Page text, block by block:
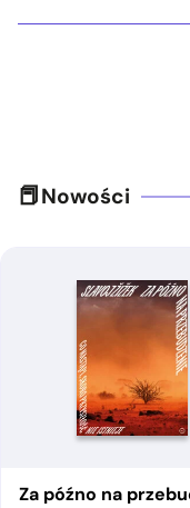
Nowości
Za późno na